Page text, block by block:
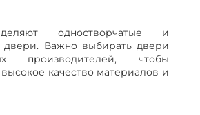
одностворчатые и
двери. Важно выбирать двери
производителей, чтобы
качество материалов и